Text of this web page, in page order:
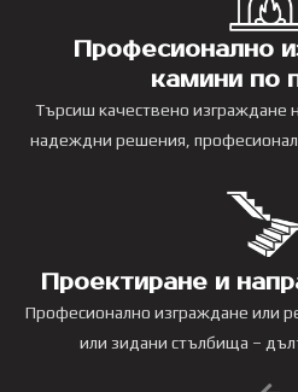
Професионално
камини по
Търсиш качествено изграждане
надеждни решения,
Проектиране и
Професионално изграждане или
или зидани стълбища –